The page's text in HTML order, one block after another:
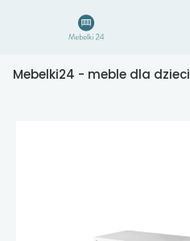
Mebelki24 - meble dla dzieci